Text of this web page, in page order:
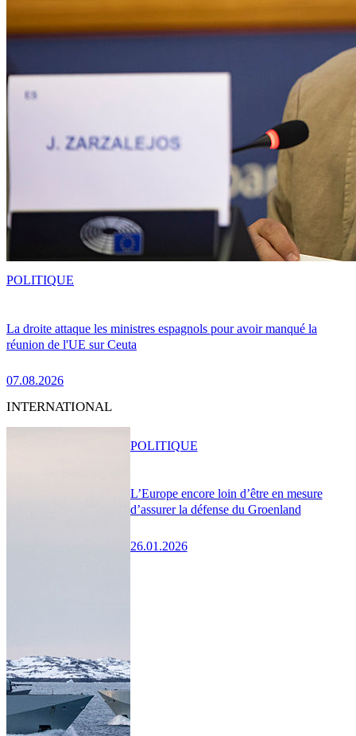
La droite attaque les ministres espagnols pour avoir manqué la
réunion de l'UE sur Ceuta
07.08.2026
POLITIQUE
INTERNATIONAL
L’Europe encore loin d’être en mesure
d’assurer la défense du Groenland
26.01.2026
POLITIQUE